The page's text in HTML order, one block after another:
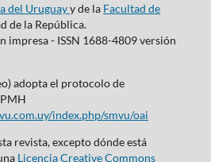
del Uruguayy de la Facultad de
de la República.
impresa - ISSN 1688-4809 versión
adopta el protocolo de
index.php/smvu/oai
revista, excepto dónde está
Licencia Creative Commons